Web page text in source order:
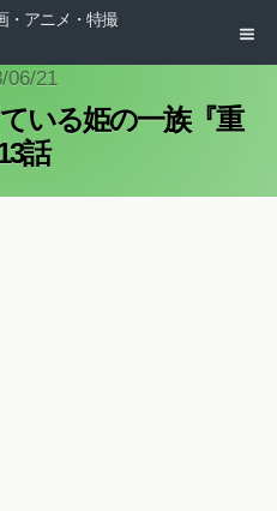
・アニメ・特撮
06/21
いる姫の一族『重
話